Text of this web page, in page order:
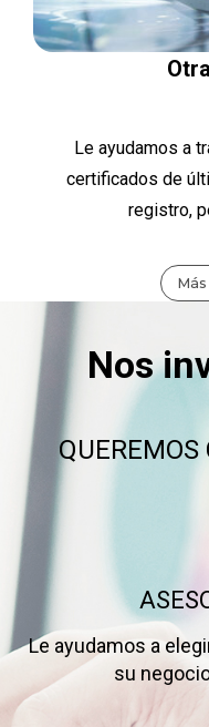
Le ayudamos a
certificados de
registro,
Nos
QUEREMOS
Le ayudamos a
su